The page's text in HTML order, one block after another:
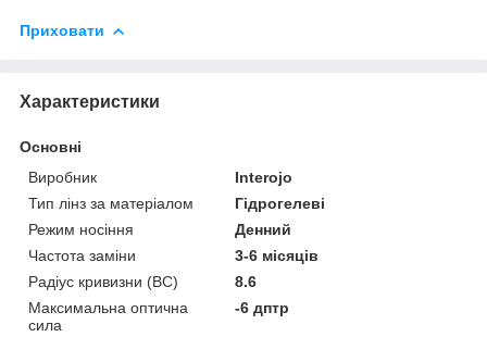
Приховати
Характеристики
Основні
Виробник
Interojo
Тип лінз за матеріалом
Гідрогелеві
Режим носіння
Денний
Частота заміни
3-6 місяців
Радіус кривизни (BC)
8.6
Максимальна оптична
сила
-6 дптр